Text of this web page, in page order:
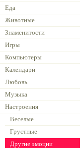
Еда
Животные
Знаменитости
Игры
Компьютеры
Календари
Любовь
Музыка
Настроения
Веселые
Грустные
Другие эмоции